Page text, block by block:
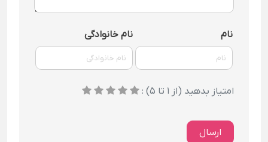
نام نام خانوادگی
امتیاز بدهید (از 1 تا 5) :
ارسال